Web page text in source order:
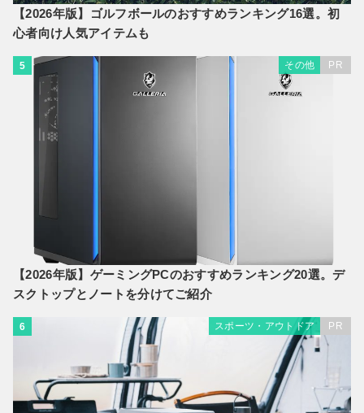
【2026年版】ゴルフボールのおすすめランキング16選。初
心者向け人気アイテムも
5 その他 PR
【2026年版】ゲーミングPCのおすすめランキング20選。デ
スクトップとノートを分けてご紹介
6 スポーツ・アウトドア PR